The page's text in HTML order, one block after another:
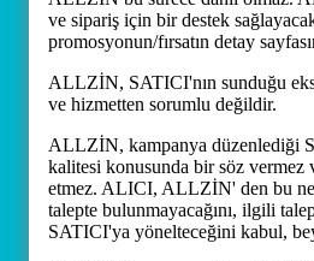
ve sipariş için bir destek
promosyonun/fırsatın detay
ALLZİN, SATICI'nın sunduğu
ve hizmetten sorumlu değildir.
ALLZİN, kampanya düzenlediği
kalitesi konusunda bir söz vermez
etmez. ALICI, ALLZİN' den bu
talepte bulunmayacağını, ilgili
SATICI'ya yönelteceğini kabul,